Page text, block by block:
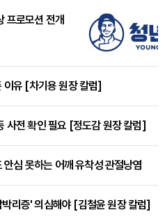
프로모션 전개
이유 [차기용 원장 칼럼]
사전 확인 필요 [정도감 원장 칼럼]
심 못하는 어깨 유착성 관절낭염
리증' 의심해야 [김철윤 원장 칼럼]